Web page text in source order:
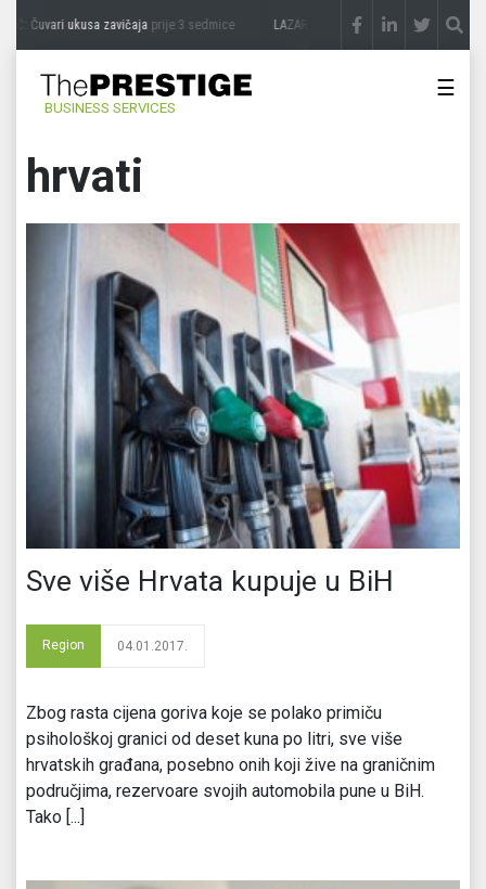
Čuvari ukusa zavičajaprije 3 sedmice LAZAR ĐURIĆ: Promocija potencijal
BUSINESS SERVICES
☰
hrvati
Sve više Hrvata kupuje u BiH
Region 04.01.2017.
Zbog rasta cijena goriva koje se polako primiču
psihološkoj granici od deset kuna po litri, sve više
hrvatskih građana, posebno onih koji žive na graničnim
područjima, rezervoare svojih automobila pune u BiH.
Tako [...]